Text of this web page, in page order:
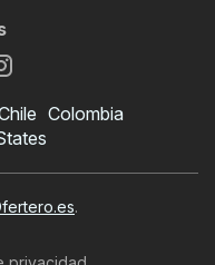
Colombia
.